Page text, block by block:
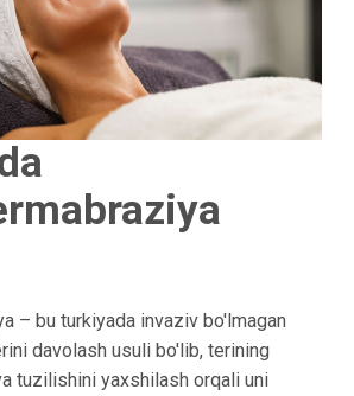
– bu turkiyada invaziv bo'lmagan
davolash usuli bo'lib, terining
tuzilishini yaxshilash orqali uni